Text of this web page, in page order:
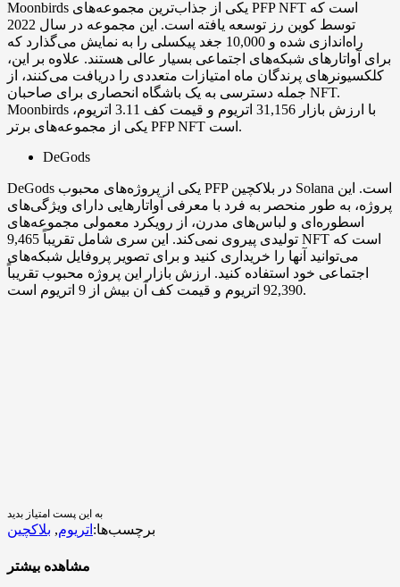
Moonbirds یکی از جذاب‌ترین مجموعه‌های PFP NFT است که
توسط کوین رز توسعه یافته است. این مجموعه در سال 2022
راه‌اندازی شده و 10,000 جغد پیکسلی را به نمایش می‌گذارد که
برای آواتارهای شبکه‌های اجتماعی بسیار عالی هستند. علاوه بر این،
کلکسیونرهای پرندگان ماه امتیازات متعددی را دریافت می‌کنند، از
جمله دسترسی به یک باشگاه انحصاری برای صاحبان NFT.
Moonbirds با ارزش بازار 31,156 اتریوم و قیمت کف 3.11 اتریوم،
یکی از مجموعه‌های برتر PFP NFT است.
DeGods
DeGods یکی از پروژه‌های محبوب PFP در بلاکچین Solana است. این
پروژه، به طور منحصر به فرد با معرفی آواتارهایی دارای ویژگی‌های
اسطوره‌ای و لباس‌های مدرن، از رویکرد معمولی مجموعه‌های
تولیدی پیروی نمی‌کند. این سری شامل تقریباً 9,465 NFT است که
می‌توانید آنها را خریداری کنید و برای تصویر پروفایل شبکه‌های
اجتماعی خود استفاده کنید. ارزش بازار این پروژه محبوب تقریباً
92,390 اتریوم و قیمت کف آن بیش از 9 اتریوم است.
به این پست امتیاز بدید
برچسب‌ها: اتریوم, بلاکچین
مشاهده بیشتر